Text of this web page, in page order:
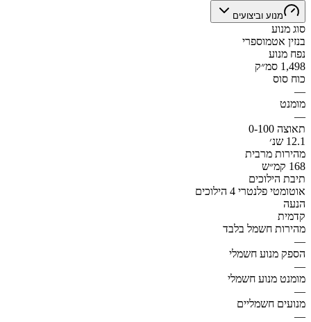
מנוע וביצועים
סוג מנוע
בנזין אטמוספרי
נפח מנוע
1,498 סמ״ק
כוח סוס
—
מומנט
—
תאוצה 0-100
12.1 שנ׳
מהירות מרבית
168 קמ״ש
תיבת הילוכים
אוטומטי פלנטרי 4 הילוכים
הנעה
קדמית
מהירות חשמל בלבד
—
הספק מנוע חשמלי
—
מומנט מנוע חשמלי
—
מנועים חשמליים
—